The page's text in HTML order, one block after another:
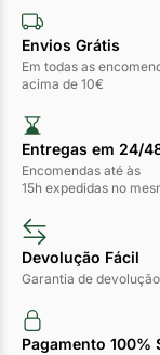
Envios Grátis
Em todas as
acima de 10€
Entregas em 24/
Encomendas até às
15h expedidas no
Devolução Fácil
Garantia de
Pagamento 100%